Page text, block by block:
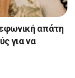
απάτη
για να